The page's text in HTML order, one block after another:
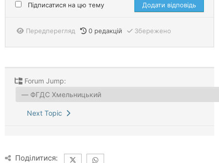
Підписатися на цю тему
Передперегляд 0 редакцій Збережено
Forum Jump:
Next Topic
Поділитися: